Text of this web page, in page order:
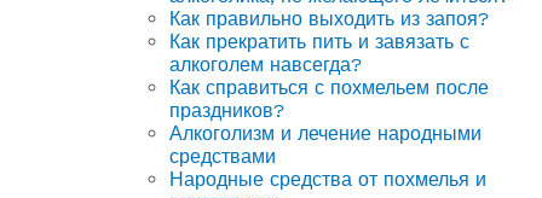
Как правильно выходить из запоя?
Как прекратить пить и завязать с
алкоголем навсегда?
Как справиться с похмельем после
праздников?
Алкоголизм и лечение народными
средствами
Народные средства от похмелья и